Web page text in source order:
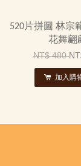
520片拼圖 林宗
花舞翩
NT$ 480
加入購